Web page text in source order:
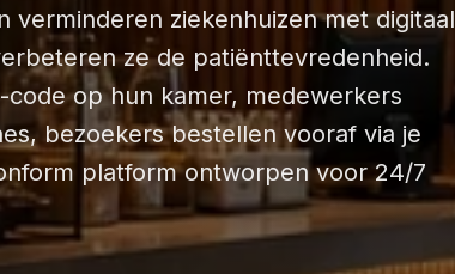
verminderen ziekenhuizen met digitaal
ze de patiënttevredenheid.
op hun kamer, medewerkers
bezoekers bestellen vooraf via je
platform ontworpen voor 24/7